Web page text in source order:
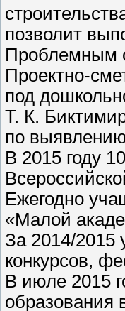
позволит
Проблемным
Проектно-
под
Т. К.
по
В 2015 году
Ежегодно
«Малой
За 2014/2015
конкурсов,
В июле 2015
образования